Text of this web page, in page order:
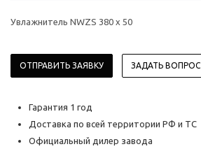
Увлажнитель NWZS 380 x 50
ОТПРАВИТЬ ЗАЯВКУ ЗАДАТЬ ВОПРОС
Гарантия 1 год
Доставка по всей территории РФ и ТС
Официальный дилер завода